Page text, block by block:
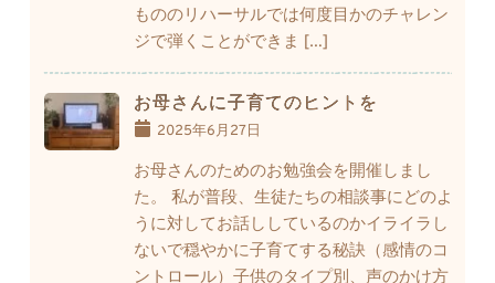
もののリハーサルでは何度目かのチャレン
ジで弾くことができま […]
お母さんに子育てのヒントを
2025年6月27日
お母さんのためのお勉強会を開催しまし
た。 私が普段、生徒たちの相談事にどのよ
うに対してお話ししているのかイライラし
ないで穏やかに子育てする秘訣（感情のコ
ントロール）子供のタイプ別、声のかけ方